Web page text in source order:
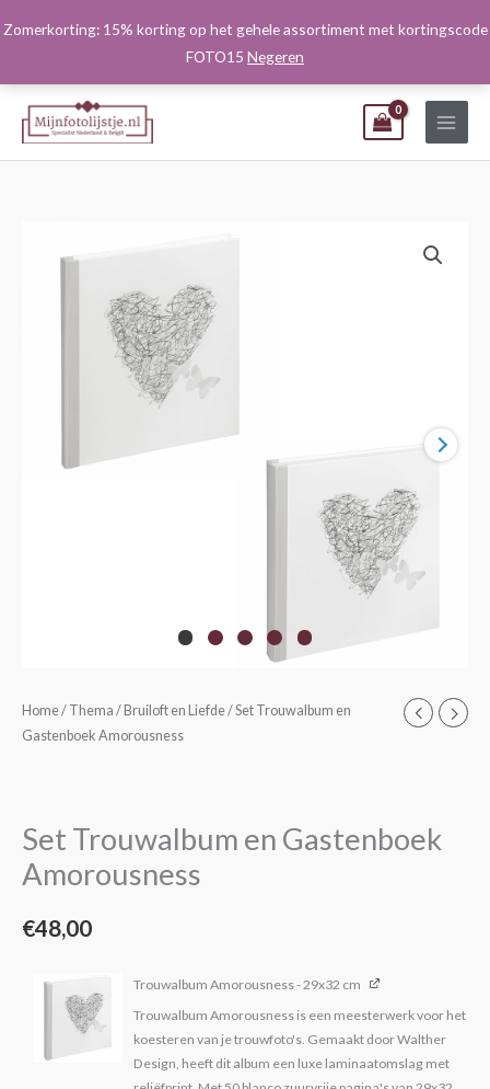
Zomerkorting: 15% korting op het gehele assortiment met kortingscode
FOTO15 Negeren
naar
Home/ Thema / Bruiloft en Liefde/ Set Trouwalbum en
Gastenboek Amorousness
Set Trouwalbum en Gastenboek
Amorousness
€48,00
Trouwalbum Amorousness - 29x32 cm
Trouwalbum Amorousness is een meesterwerk voor het
koesteren van je trouwfoto's. Gemaakt door Walther
Design, heeft dit album een luxe laminaatomslag met